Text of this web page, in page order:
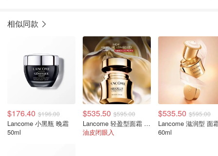
相似同款
$176.40 $196.00
Lancome 小黑瓶 晚霜
50ml
$535.50 $595.00
Lancome 轻盈型面霜 60ml
油皮闭眼入
$535.50 $595.00
Lancome 滋润型 面
60ml